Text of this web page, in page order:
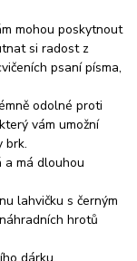
mohou poskytnout
si radost z
psaní písma,
odolné proti
vám umožní
brk.
a má dlouhou
lahvičku s černým
hrotů
dárku.